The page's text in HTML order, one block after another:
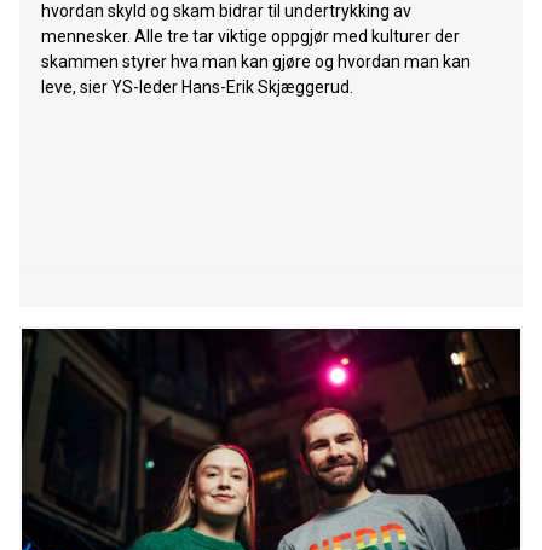
hvordan skyld og skam bidrar til undertrykking av
mennesker. Alle tre tar viktige oppgjør med kulturer der
skammen styrer hva man kan gjøre og hvordan man kan
leve, sier YS-leder Hans-Erik Skjæggerud.